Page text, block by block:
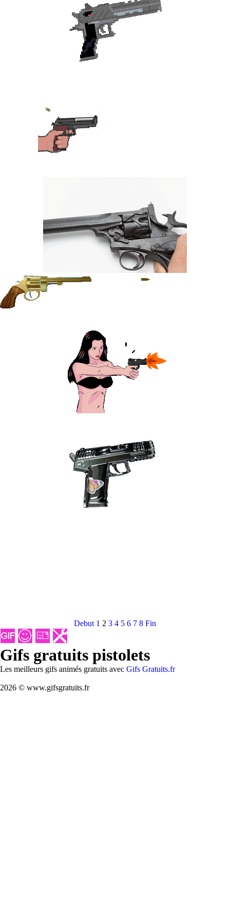
Debut 1 2 3 4 5 6 7 8 Fin
Gifs gratuits pistolets
Les meilleurs gifs animés gratuits avec Gifs Gratuits.fr
2026 © www.gifsgratuits.fr